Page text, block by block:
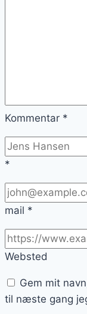
Kommentar *
*
mail *
Websted
Gem mit
til næste gang